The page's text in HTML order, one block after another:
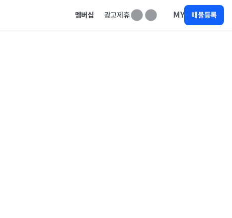
멤버십 광고제휴 MY 매물등록